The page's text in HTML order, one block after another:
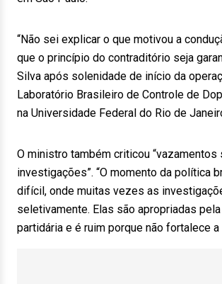
“Não sei explicar o que motivou a
que o princípio do contraditório seja
Silva após solenidade de início da
Laboratório Brasileiro de Controle de
na Universidade Federal do Rio de
O ministro também criticou
investigações”. “O momento da política
difícil, onde muitas vezes as
seletivamente. Elas são apropriadas
partidária e é ruim porque não fortalece a